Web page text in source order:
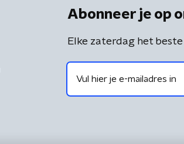
Abonneer je op
Elke zaterdag het beste